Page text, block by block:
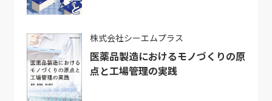
株式会社シーエムプラス
医薬品製造におけるモノづくりの原
点と工場管理の実践